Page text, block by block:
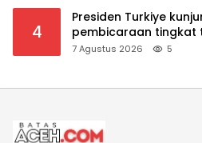
4
Presiden Turkiye
pembicaraan tingkat
mahkota Saudi dan
7 Agustus 2026 5